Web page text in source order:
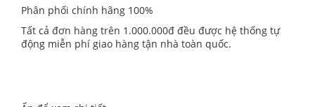
Phân phối chính hãng 100%
Tất cả đơn hàng trên 1.000.000đ đều được hệ thống tự
động miễn phí giao hàng tận nhà toàn quốc.